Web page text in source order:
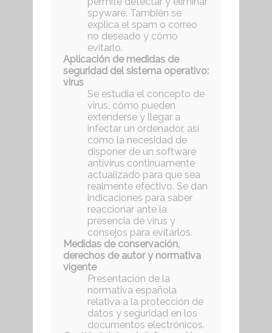
spyware. También se
explica el spam o correo
no deseado y cómo
evitarlo.
Aplicación de medidas de
seguridad del sistema operativo:
virus
Se estudia el concepto de
virus, cómo pueden
extenderse y llegar a
infectar un ordenador, así
como la necesidad de
disponer de un software
antivirus continuamente
actualizado para que sea
realmente efectivo. Se dan
indicaciones para saber
reaccionar ante la
presencia de virus y
consejos para evitarlos.
Medidas de conservación,
derechos de autor y normativa
vigente
Presentación de la
normativa española
relativa a la protección de
datos y seguridad en los
documentos electrónicos.